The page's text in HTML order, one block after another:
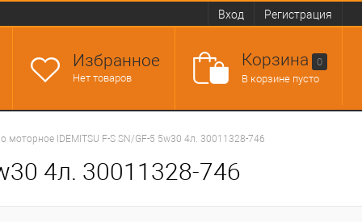
Вход Регистрация
Избранное
Нет товаров
Корзина
0
В корзине пусто
моторное IDEMITSU F-S SN/GF-5 5w30 4л. 30011328-746
4л. 30011328-746